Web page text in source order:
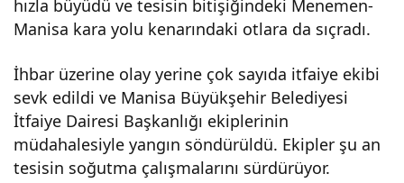
hızla büyüdü ve tesisin bitişiğindeki Menemen-
Manisa kara yolu kenarındaki otlara da sıçradı.
İhbar üzerine olay yerine çok sayıda itfaiye ekibi
sevk edildi ve Manisa Büyükşehir Belediyesi
İtfaiye Dairesi Başkanlığı ekiplerinin
müdahalesiyle yangın söndürüldü. Ekipler şu an
tesisin soğutma çalışmalarını sürdürüyor.
m
tesi
sind
e